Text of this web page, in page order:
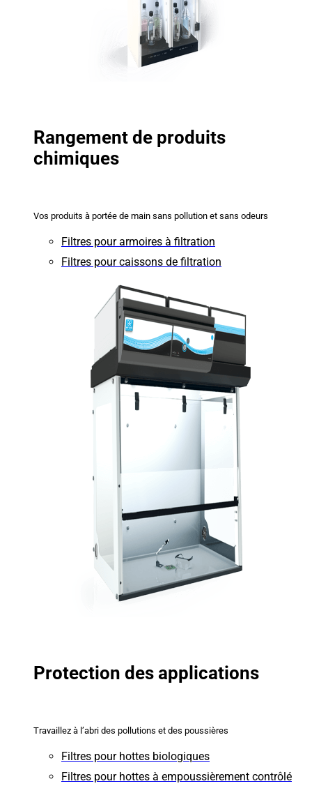
Rangement de produits
chimiques
Vos produits à portée de main sans pollution et sans odeurs
Filtres pour armoires à filtration
Filtres pour caissons de filtration
Protection des applications
Travaillez à l’abri des pollutions et des poussières
Filtres pour hottes biologiques
Filtres pour hottes à empoussièrement contrôlé